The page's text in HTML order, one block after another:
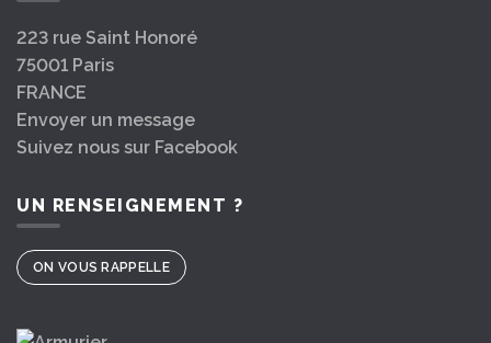
223 rue Saint Honoré
75001 Paris
FRANCE
Envoyer un message
Suivez nous sur Facebook
UN RENSEIGNEMENT ?
ON VOUS RAPPELLE